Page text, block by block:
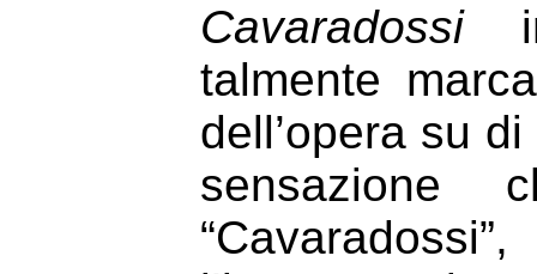
Cavaradossi
talmente
dell’opera su
sensazione